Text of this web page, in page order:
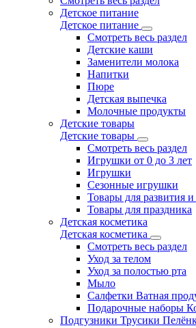
Детское питание
Детское питание
Смотреть весь раздел
Детские каши
Заменители молока
Напитки
Пюре
Детская выпечка
Молочные продукты
Детские товары
Детские товары
Смотреть весь раздел
Игрушки от 0 до 3 лет
Игрушки
Сезонные игрушки
Товары для развития и
Товары для праздника
Детская косметика
Детская косметика
Смотреть весь раздел
Уход за телом
Уход за полостью рта
Мыло
Салфетки Ватная
Подарочные наборы
Подгузники Трусики